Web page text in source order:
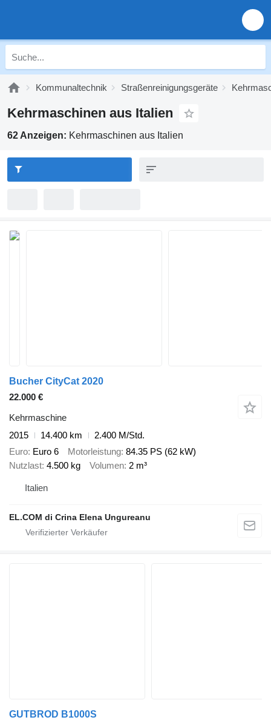
Kommunaltechnik Straßenreinigungsgeräte
Kehrmaschinen aus Italien
62 Anzeigen: Kehrmaschinen aus Italien
Bucher CityCat 2020
22.000 €
Kehrmaschine
2015
14.400 km
2.400 M/Std.
Euro Euro 6 Motorleistung 84.35 PS (62 kW)
Nutzlast 4.500 kg Volumen 2 m³
Italien
EL.COM di Crina Elena Ungureanu
GUTBROD B1000S